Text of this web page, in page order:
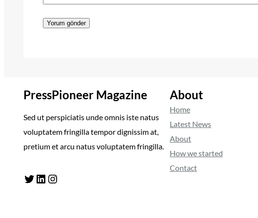
PressPioneer Magazine
Sed ut perspiciatis unde omnis iste natus
voluptatem fringilla tempor dignissim at,
pretium et arcu natus voluptatem fringilla.
Twitter LinkedIn Instagram
About
Home
Latest News
About
How we started
Contact